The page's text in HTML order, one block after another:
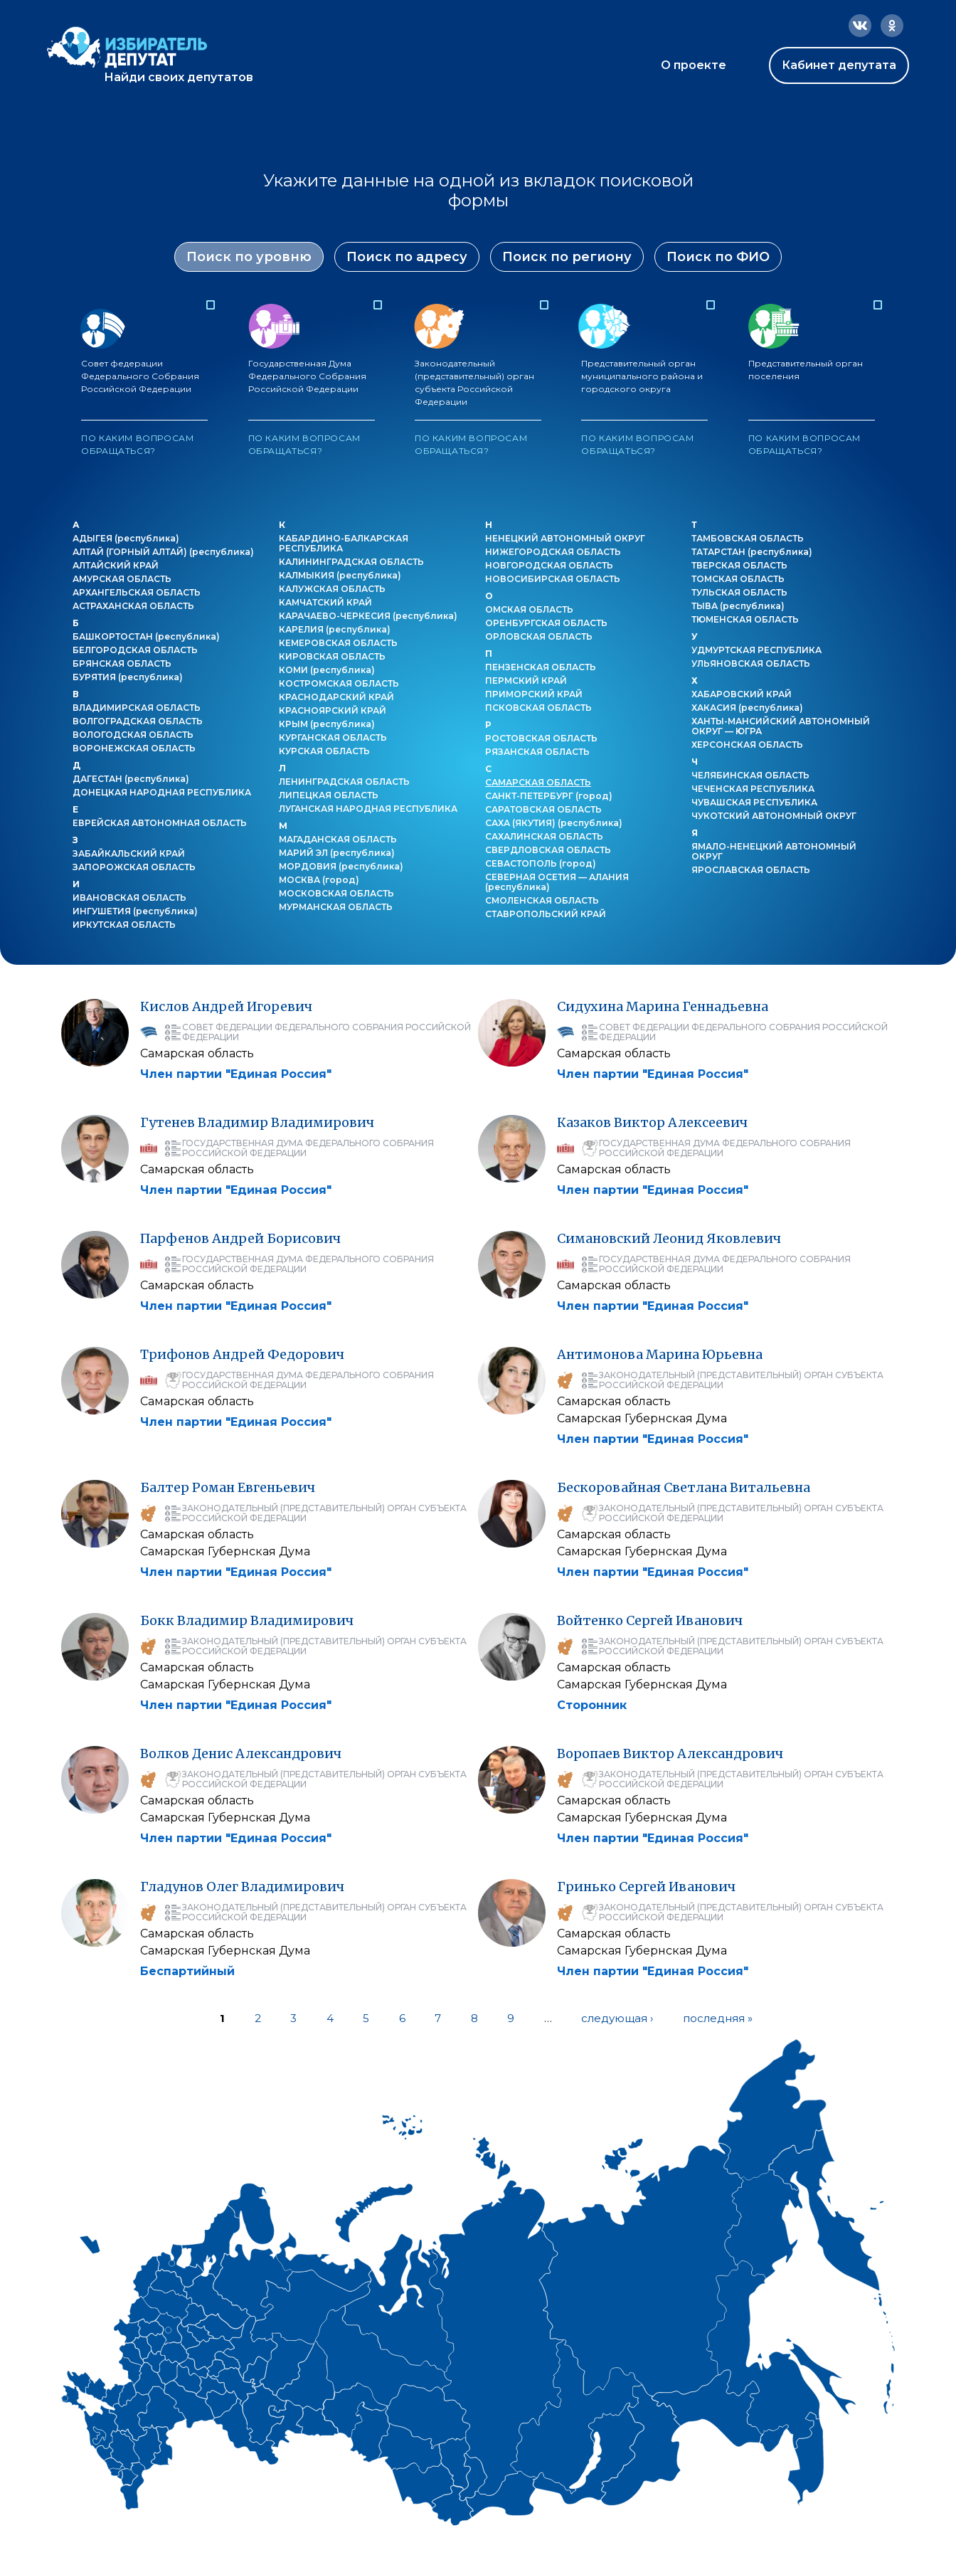
Найди своих депутатов
О проекте Кабинет депутата
Укажите данные на одной из вкладок поисковой
формы
Поиск по уровню Поиск по адресу Поиск по региону Поиск по ФИО
Совет федерации
Федерального Собрания
Российской Федерации
ПО КАКИМ ВОПРОСАМ
ОБРАЩАТЬСЯ?
Государственная Дума
Федерального Собрания
Российской Федерации
ПО КАКИМ ВОПРОСАМ
ОБРАЩАТЬСЯ?
Законодательный
(представительный) орган
субъекта Российской
Федерации
ПО КАКИМ ВОПРОСАМ
ОБРАЩАТЬСЯ?
Представительный орган
муниципального района и
городского округа
ПО КАКИМ ВОПРОСАМ
ОБРАЩАТЬСЯ?
Представительный орган
поселения
ПО КАКИМ ВОПРОСАМ
ОБРАЩАТЬСЯ?
А
АДЫГЕЯ (республика)
АЛТАЙ (ГОРНЫЙ АЛТАЙ) (республика)
АЛТАЙСКИЙ КРАЙ
АМУРСКАЯ ОБЛАСТЬ
АРХАНГЕЛЬСКАЯ ОБЛАСТЬ
АСТРАХАНСКАЯ ОБЛАСТЬ
Б
БАШКОРТОСТАН (республика)
БЕЛГОРОДСКАЯ ОБЛАСТЬ
БРЯНСКАЯ ОБЛАСТЬ
БУРЯТИЯ (республика)
В
ВЛАДИМИРСКАЯ ОБЛАСТЬ
ВОЛГОГРАДСКАЯ ОБЛАСТЬ
ВОЛОГОДСКАЯ ОБЛАСТЬ
ВОРОНЕЖСКАЯ ОБЛАСТЬ
Д
ДАГЕСТАН (республика)
ДОНЕЦКАЯ НАРОДНАЯ РЕСПУБЛИКА
Е
ЕВРЕЙСКАЯ АВТОНОМНАЯ ОБЛАСТЬ
З
ЗАБАЙКАЛЬСКИЙ КРАЙ
ЗАПОРОЖСКАЯ ОБЛАСТЬ
И
ИВАНОВСКАЯ ОБЛАСТЬ
ИНГУШЕТИЯ (республика)
ИРКУТСКАЯ ОБЛАСТЬ
К
КАБАРДИНО-БАЛКАРСКАЯ
РЕСПУБЛИКА
КАЛИНИНГРАДСКАЯ ОБЛАСТЬ
КАЛМЫКИЯ (республика)
КАЛУЖСКАЯ ОБЛАСТЬ
КАМЧАТСКИЙ КРАЙ
КАРАЧАЕВО-ЧЕРКЕСИЯ (республика)
КАРЕЛИЯ (республика)
КЕМЕРОВСКАЯ ОБЛАСТЬ
КИРОВСКАЯ ОБЛАСТЬ
КОМИ (республика)
КОСТРОМСКАЯ ОБЛАСТЬ
КРАСНОДАРСКИЙ КРАЙ
КРАСНОЯРСКИЙ КРАЙ
КРЫМ (республика)
КУРГАНСКАЯ ОБЛАСТЬ
КУРСКАЯ ОБЛАСТЬ
Л
ЛЕНИНГРАДСКАЯ ОБЛАСТЬ
ЛИПЕЦКАЯ ОБЛАСТЬ
ЛУГАНСКАЯ НАРОДНАЯ РЕСПУБЛИКА
М
МАГАДАНСКАЯ ОБЛАСТЬ
МАРИЙ ЭЛ (республика)
МОРДОВИЯ (республика)
МОСКВА (город)
МОСКОВСКАЯ ОБЛАСТЬ
МУРМАНСКАЯ ОБЛАСТЬ
Н
НЕНЕЦКИЙ АВТОНОМНЫЙ ОКРУГ
НИЖЕГОРОДСКАЯ ОБЛАСТЬ
НОВГОРОДСКАЯ ОБЛАСТЬ
НОВОСИБИРСКАЯ ОБЛАСТЬ
О
ОМСКАЯ ОБЛАСТЬ
ОРЕНБУРГСКАЯ ОБЛАСТЬ
ОРЛОВСКАЯ ОБЛАСТЬ
П
ПЕНЗЕНСКАЯ ОБЛАСТЬ
ПЕРМСКИЙ КРАЙ
ПРИМОРСКИЙ КРАЙ
ПСКОВСКАЯ ОБЛАСТЬ
Р
РОСТОВСКАЯ ОБЛАСТЬ
РЯЗАНСКАЯ ОБЛАСТЬ
С
САМАРСКАЯ ОБЛАСТЬ
САНКТ-ПЕТЕРБУРГ (город)
САРАТОВСКАЯ ОБЛАСТЬ
САХА (ЯКУТИЯ) (республика)
САХАЛИНСКАЯ ОБЛАСТЬ
СВЕРДЛОВСКАЯ ОБЛАСТЬ
СЕВАСТОПОЛЬ (город)
СЕВЕРНАЯ ОСЕТИЯ — АЛАНИЯ
(республика)
СМОЛЕНСКАЯ ОБЛАСТЬ
СТАВРОПОЛЬСКИЙ КРАЙ
Т
ТАМБОВСКАЯ ОБЛАСТЬ
ТАТАРСТАН (республика)
ТВЕРСКАЯ ОБЛАСТЬ
ТОМСКАЯ ОБЛАСТЬ
ТУЛЬСКАЯ ОБЛАСТЬ
ТЫВА (республика)
ТЮМЕНСКАЯ ОБЛАСТЬ
У
УДМУРТСКАЯ РЕСПУБЛИКА
УЛЬЯНОВСКАЯ ОБЛАСТЬ
Х
ХАБАРОВСКИЙ КРАЙ
ХАКАСИЯ (республика)
ХАНТЫ-МАНСИЙСКИЙ АВТОНОМНЫЙ
ОКРУГ — ЮГРА
ХЕРСОНСКАЯ ОБЛАСТЬ
Ч
ЧЕЛЯБИНСКАЯ ОБЛАСТЬ
ЧЕЧЕНСКАЯ РЕСПУБЛИКА
ЧУВАШСКАЯ РЕСПУБЛИКА
ЧУКОТСКИЙ АВТОНОМНЫЙ ОКРУГ
Я
ЯМАЛО-НЕНЕЦКИЙ АВТОНОМНЫЙ
ОКРУГ
ЯРОСЛАВСКАЯ ОБЛАСТЬ
Кислов АндрейИгоревич
СОВЕТ ФЕДЕРАЦИИ ФЕДЕРАЛЬНОГО СОБРАНИЯ РОССИЙСКОЙ
ФЕДЕРАЦИИ
Самарская область
Член партии "Единая Россия"
Сидухина Марина Геннадьевна
СОВЕТ ФЕДЕРАЦИИ ФЕДЕРАЛЬНОГО СОБРАНИЯ РОССИЙСКОЙ
ФЕДЕРАЦИИ
Самарская область
Член партии "Единая Россия"
Гутенев Владимир Владимирович
ГОСУДАРСТВЕННАЯ ДУМА ФЕДЕРАЛЬНОГО СОБРАНИЯ
РОССИЙСКОЙ ФЕДЕРАЦИИ
Самарская область
Член партии "Единая Россия"
Казаков Виктор Алексеевич
ГОСУДАРСТВЕННАЯ ДУМА ФЕДЕРАЛЬНОГО СОБРАНИЯ
РОССИЙСКОЙ ФЕДЕРАЦИИ
Самарская область
Член партии "Единая Россия"
Парфенов Андрей Борисович
ГОСУДАРСТВЕННАЯ ДУМА ФЕДЕРАЛЬНОГО СОБРАНИЯ
РОССИЙСКОЙ ФЕДЕРАЦИИ
Самарская область
Член партии "Единая Россия"
СимановскийЛеонид Яковлевич
ГОСУДАРСТВЕННАЯ ДУМА ФЕДЕРАЛЬНОГО СОБРАНИЯ
РОССИЙСКОЙ ФЕДЕРАЦИИ
Самарская область
Член партии "Единая Россия"
Трифонов Андрей Федорович
ГОСУДАРСТВЕННАЯ ДУМА ФЕДЕРАЛЬНОГО СОБРАНИЯ
РОССИЙСКОЙ ФЕДЕРАЦИИ
Самарская область
Член партии "Единая Россия"
Антимонова Марина Юрьевна
ЗАКОНОДАТЕЛЬНЫЙ (ПРЕДСТАВИТЕЛЬНЫЙ) ОРГАН СУБЪЕКТА
РОССИЙСКОЙ ФЕДЕРАЦИИ
Самарская область
Самарская Губернская Дума
Член партии "Единая Россия"
Балтер РоманЕвгеньевич
ЗАКОНОДАТЕЛЬНЫЙ (ПРЕДСТАВИТЕЛЬНЫЙ) ОРГАН СУБЪЕКТА
РОССИЙСКОЙ ФЕДЕРАЦИИ
Самарская область
Самарская Губернская Дума
Член партии "Единая Россия"
Бескоровайная Светлана Витальевна
ЗАКОНОДАТЕЛЬНЫЙ (ПРЕДСТАВИТЕЛЬНЫЙ) ОРГАН СУБЪЕКТА
РОССИЙСКОЙ ФЕДЕРАЦИИ
Самарская область
Самарская Губернская Дума
Член партии "Единая Россия"
Бокк Владимир Владимирович
ЗАКОНОДАТЕЛЬНЫЙ (ПРЕДСТАВИТЕЛЬНЫЙ) ОРГАН СУБЪЕКТА
РОССИЙСКОЙ ФЕДЕРАЦИИ
Самарская область
Самарская Губернская Дума
Член партии "Единая Россия"
Войтенко СергейИванович
ЗАКОНОДАТЕЛЬНЫЙ (ПРЕДСТАВИТЕЛЬНЫЙ) ОРГАН СУБЪЕКТА
РОССИЙСКОЙ ФЕДЕРАЦИИ
Самарская область
Самарская Губернская Дума
Сторонник
Волков Денис Александрович
ЗАКОНОДАТЕЛЬНЫЙ (ПРЕДСТАВИТЕЛЬНЫЙ) ОРГАН СУБЪЕКТА
РОССИЙСКОЙ ФЕДЕРАЦИИ
Самарская область
Самарская Губернская Дума
Член партии "Единая Россия"
Воропаев Виктор Александрович
ЗАКОНОДАТЕЛЬНЫЙ (ПРЕДСТАВИТЕЛЬНЫЙ) ОРГАН СУБЪЕКТА
РОССИЙСКОЙ ФЕДЕРАЦИИ
Самарская область
Самарская Губернская Дума
Член партии "Единая Россия"
Гладунов ОлегВладимирович
ЗАКОНОДАТЕЛЬНЫЙ (ПРЕДСТАВИТЕЛЬНЫЙ) ОРГАН СУБЪЕКТА
РОССИЙСКОЙ ФЕДЕРАЦИИ
Самарская область
Самарская Губернская Дума
Беспартийный
Гринько СергейИванович
ЗАКОНОДАТЕЛЬНЫЙ (ПРЕДСТАВИТЕЛЬНЫЙ) ОРГАН СУБЪЕКТА
РОССИЙСКОЙ ФЕДЕРАЦИИ
Самарская область
Самарская Губернская Дума
Член партии "Единая Россия"
1 2 3 4 5 6 7 8 9 … следующая › последняя »